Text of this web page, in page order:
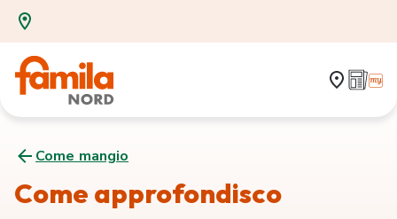
Come mangio
Come approfondisco